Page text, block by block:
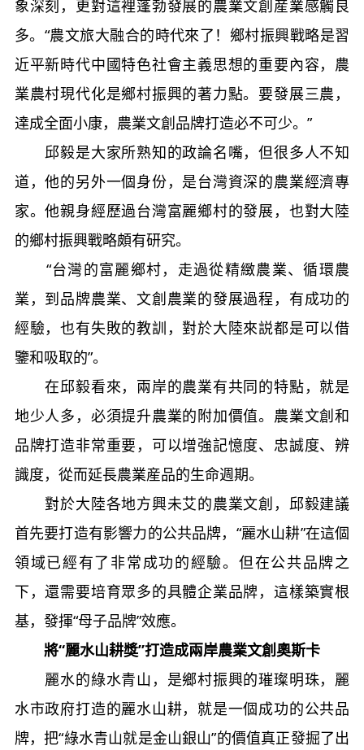
象深刻，更對這裡蓬勃發展的農業文創産業感觸良
多。“農文旅大融合的時代來了！鄉村振興戰略是習
近平新時代中國特色社會主義思想的重要內容，農
業農村現代化是鄉村振興的著力點。要發展三農，
達成全面小康，農業文創品牌打造必不可少。”
邱毅是大家所熟知的政論名嘴，但很多人不知
道，他的另外一個身份，是台灣資深的農業經濟專
家。他親身經歷過台灣富麗鄉村的發展，也對大陸
的鄉村振興戰略頗有研究。
“台灣的富麗鄉村，走過從精緻農業、循環農
業，到品牌農業、文創農業的發展過程，有成功的
經驗，也有失敗的教訓，對於大陸來説都是可以借
鑒和吸取的”。
在邱毅看來，兩岸的農業有共同的特點，就是
地少人多，必須提升農業的附加價值。農業文創和
品牌打造非常重要，可以增強記憶度、忠誠度、辨
識度，從而延長農業産品的生命週期。
對於大陸各地方興未艾的農業文創，邱毅建議
首先要打造有影響力的公共品牌，“麗水山耕”在這個
領域已經有了非常成功的經驗。但在公共品牌之
下，還需要培育眾多的具體企業品牌，這樣築實根
基，發揮“母子品牌”效應。
將“麗水山耕獎”打造成兩岸農業文創奧斯卡
麗水的綠水青山，是鄉村振興的璀璨明珠，麗
水市政府打造的麗水山耕，就是一個成功的公共品
牌，把“綠水青山就是金山銀山”的價值真正發掘了出